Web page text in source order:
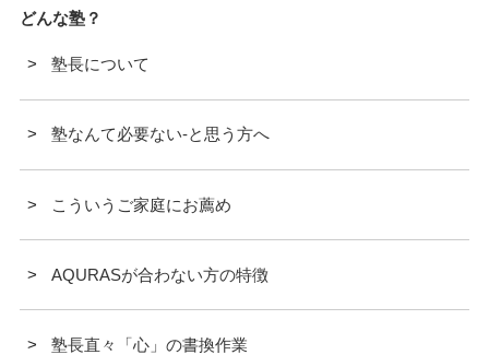
どんな塾？
塾長について
塾なんて必要ない-と思う方へ
こういうご家庭にお薦め
AQURASが合わない方の特徴
塾長直々「心」の書換作業